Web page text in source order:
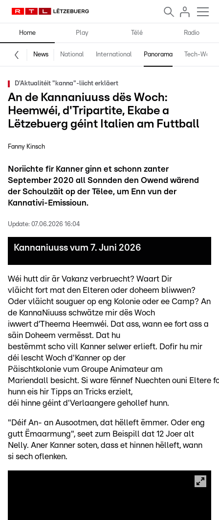
Home Play Télé Radio
News National International Panorama Tech-World
D'Aktualitéit "kanna"-liicht erkläert
An de Kannaniuuss dës Woch:
Heemwéi, d'Tripartite, Ekabe a
Lëtzebuerg géint Italien am Futtball
Fanny Kinsch
Noriichte fir Kanner ginn et schonn zanter
September 2020 all Sonnden den Owend wärend
der Schoulzäit op der Tëlee, um Enn vun der
Kannativi-Emissioun.
Update: 07.06.2026 16:04
Kannaniuuss vum 7. Juni 2026
Wéi hutt dir är Vakanz verbruecht? Waart Dir
vläicht fort mat den Elteren oder doheem bliwwen?
Oder vläicht souguer op eng Kolonie oder ee Camp? An
de KannaNiuuss schwätze mir dës Woch
iwwert d’Theema Heemwéi. Dat ass, wann ee fort ass a
säin Doheem vermësst. Dat hu
bestëmmt scho vill Kanner selwer erlieft. Dofir hu mir
déi lescht Woch d'Kanner op der
Päischtkolonie vum Groupe Animateur am
Mariendall besicht. Si ware fënnef Nuechten ouni Eltere
hunn eis hir Tipps an Tricks erzielt,
déi hinne géint d'Verlaangere gehollef hunn.
"Déif An- an Ausootmen, dat hëlleft ëmmer. Oder eng
gutt Ëmaarmung", seet zum Beispill dat 12 Joer alt
Nelly. Aner Kanner soten, dass et hinnen hëlleft, wann
si sech oflenken.